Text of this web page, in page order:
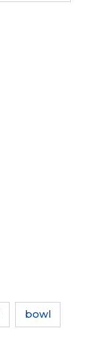
bowl